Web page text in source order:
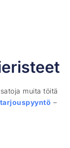
muita töitä
–